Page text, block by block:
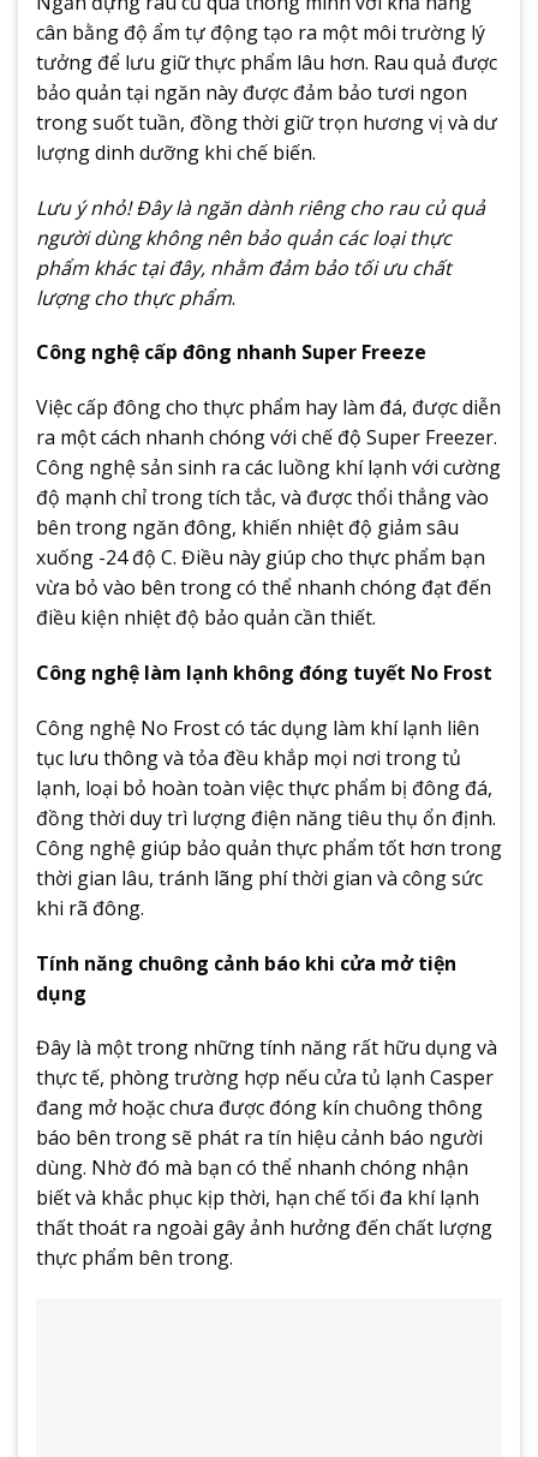
cân bằng độ ẩm tự động tạo ra một môi trường lý
tưởng để lưu giữ thực phẩm lâu hơn. Rau quả được
bảo quản tại ngăn này được đảm bảo tươi ngon
trong suốt tuần, đồng thời giữ trọn hương vị và dư
lượng dinh dưỡng khi chế biến.
Lưu ý nhỏ! Đây là ngăn dành riêng cho rau củ quả
người dùng không nên bảo quản các loại thực
phẩm khác tại đây, nhằm đảm bảo tối ưu chất
lượng cho thực phẩm.
Công nghệ cấp đông nhanh Super Freeze
Việc cấp đông cho thực phẩm hay làm đá, được diễn
ra một cách nhanh chóng với chế độ Super Freezer.
Công nghệ sản sinh ra các luồng khí lạnh với cường
độ mạnh chỉ trong tích tắc, và được thổi thẳng vào
bên trong ngăn đông, khiến nhiệt độ giảm sâu
xuống -24 độ C. Điều này giúp cho thực phẩm bạn
vừa bỏ vào bên trong có thể nhanh chóng đạt đến
điều kiện nhiệt độ bảo quản cần thiết.
Công nghệ làm lạnh không đóng tuyết No Frost
Công nghệ No Frost có tác dụng làm khí lạnh liên
tục lưu thông và tỏa đều khắp mọi nơi trong tủ
lạnh, loại bỏ hoàn toàn việc thực phẩm bị đông đá,
đồng thời duy trì lượng điện năng tiêu thụ ổn định.
Công nghệ giúp bảo quản thực phẩm tốt hơn trong
thời gian lâu, tránh lãng phí thời gian và công sức
khi rã đông.
Tính năng chuông cảnh báo khi cửa mở tiện
dụng
Đây là một trong những tính năng rất hữu dụng và
thực tế, phòng trường hợp nếu cửa tủ lạnh Casper
đang mở hoặc chưa được đóng kín chuông thông
báo bên trong sẽ phát ra tín hiệu cảnh báo người
dùng. Nhờ đó mà bạn có thể nhanh chóng nhận
biết và khắc phục kịp thời, hạn chế tối đa khí lạnh
thất thoát ra ngoài gây ảnh hưởng đến chất lượng
thực phẩm bên trong.